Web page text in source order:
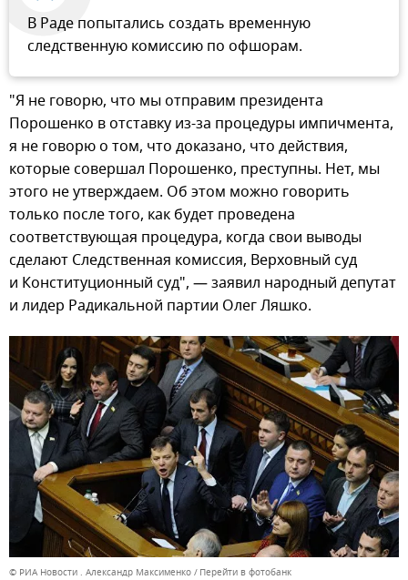
В Раде попытались создать временную
следственную комиссию по офшорам.
"Я не говорю, что мы отправим президента
Порошенко в отставку из-за процедуры импичмента,
я не говорю о том, что доказано, что действия,
которые совершал Порошенко, преступны. Нет, мы
этого не утверждаем. Об этом можно говорить
только после того, как будет проведена
соответствующая процедура, когда свои выводы
сделают Следственная комиссия, Верховный суд
и Конституционный суд", — заявил народный депутат
и лидер Радикальной партии Олег Ляшко.
© РИА Новости . Александр Максименко Перейти в фотобанк